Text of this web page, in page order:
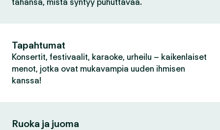
tahansa, mistä syntyy puhuttavaa.
Tapahtumat
Konsertit, festivaalit, karaoke, urheilu – kaikenlaiset
menot, jotka ovat mukavampia uuden ihmisen
kanssa!
Ruoka ja juoma